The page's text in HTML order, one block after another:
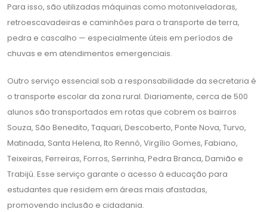
Para isso, são utilizadas máquinas como motoniveladoras,
retroescavadeiras e caminhões para o transporte de terra,
pedra e cascalho — especialmente úteis em períodos de
chuvas e em atendimentos emergenciais.
Outro serviço essencial sob a responsabilidade da secretaria é
o transporte escolar da zona rural. Diariamente, cerca de 500
alunos são transportados em rotas que cobrem os bairros
Souza, São Benedito, Taquari, Descoberto, Ponte Nova, Turvo,
Matinada, Santa Helena, Ito Rennó, Virgílio Gomes, Fabiano,
Teixeiras, Ferreiras, Forros, Serrinha, Pedra Branca, Damião e
Trabijú. Esse serviço garante o acesso à educação para
estudantes que residem em áreas mais afastadas,
promovendo inclusão e cidadania.